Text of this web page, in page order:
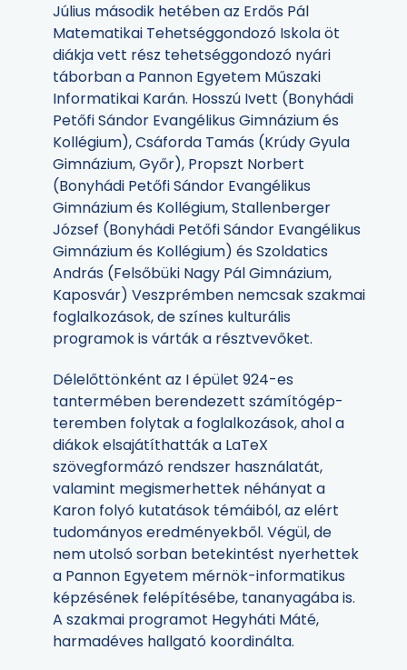
Július második hetében az Erdős Pál
Matematikai Tehetséggondozó Iskola öt
diákja vett rész tehetséggondozó nyári
táborban a Pannon Egyetem Műszaki
Informatikai Karán. Hosszú Ivett (Bonyhádi
Petőfi Sándor Evangélikus Gimnázium és
Kollégium), Csáforda Tamás (Krúdy Gyula
Gimnázium, Győr), Propszt Norbert
(Bonyhádi Petőfi Sándor Evangélikus
Gimnázium és Kollégium, Stallenberger
József (Bonyhádi Petőfi Sándor Evangélikus
Gimnázium és Kollégium) és Szoldatics
András (Felsőbüki Nagy Pál Gimnázium,
Kaposvár) Veszprémben nemcsak szakmai
foglalkozások, de színes kulturális
programok is várták a résztvevőket.
Délelőttönként az I épület 924-es
tantermében berendezett számítógép-
teremben folytak a foglalkozások, ahol a
diákok elsajátíthatták a LaTeX
szövegformázó rendszer használatát,
valamint megismerhettek néhányat a
Karon folyó kutatások témáiból, az elért
tudományos eredményekből. Végül, de
nem utolsó sorban betekintést nyerhettek
a Pannon Egyetem mérnök-informatikus
képzésének felépítésébe, tananyagába is.
A szakmai programot Hegyháti Máté,
harmadéves hallgató koordinálta.